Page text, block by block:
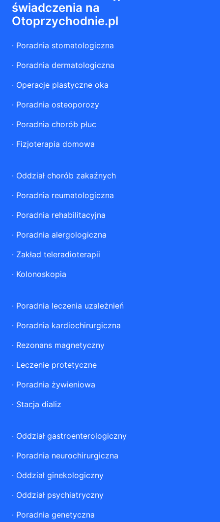
świadczenia na
Otoprzychodnie.pl
· Poradnia stomatologiczna
· Poradnia dermatologiczna
· Operacje plastyczne oka
· Poradnia osteoporozy
· Poradnia chorób płuc
· Fizjoterapia domowa
· Oddział chorób zakaźnych
· Poradnia reumatologiczna
· Poradnia rehabilitacyjna
· Poradnia alergologiczna
· Zakład teleradioterapii
· Kolonoskopia
· Poradnia leczenia uzależnień
· Poradnia kardiochirurgiczna
· Rezonans magnetyczny
· Leczenie protetyczne
· Poradnia żywieniowa
· Stacja dializ
· Oddział gastroenterologiczny
· Poradnia neurochirurgiczna
· Oddział ginekologiczny
· Oddział psychiatryczny
· Poradnia genetyczna